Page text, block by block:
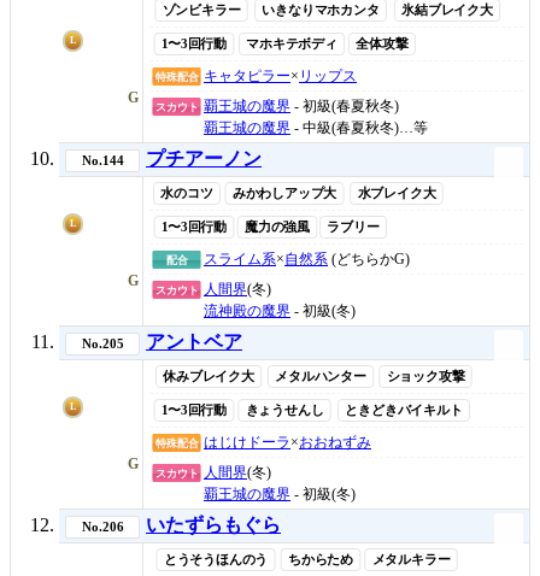
L
G
ゾンビキラー いきなりマホカンタ 氷結ブレイク大
1〜3回行動 マホキテボディ 全体攻撃
特殊配合 キャタピラー× リップス
スカウト 覇王城の魔界 - 初級(春夏秋冬)
覇王城の魔界 - 中級(春夏秋冬)…等
No.144 プチアーノン
L
G
水のコツ みかわしアップ大 水ブレイク大
1〜3回行動 魔力の強風 ラブリー
配合 スライム系×自然系 (どちらかG)
スカウト 人間界(冬)
流神殿の魔界 - 初級(冬)
No.205 アントベア
L
G
休みブレイク大 メタルハンター ショック攻撃
1〜3回行動 きょうせんし ときどきバイキルト
特殊配合 はじけドーラ ×おおねずみ
スカウト 人間界(冬)
覇王城の魔界 - 初級(冬)
No.206 いたずらもぐら
とうそうほんのう ちからため メタルキラー